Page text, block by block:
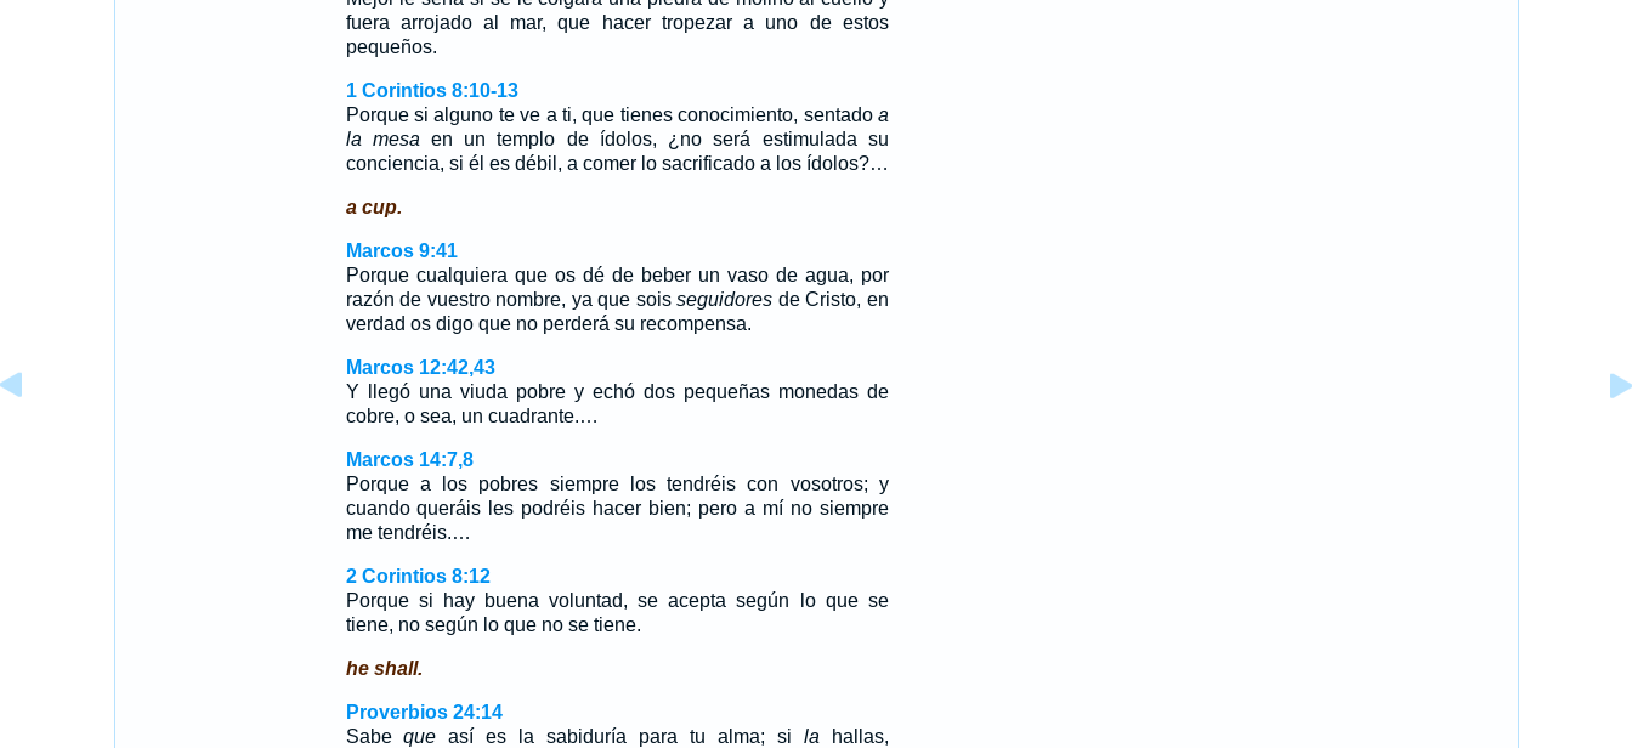
fuera arrojado al mar, que hacer tropezar a uno de estos
pequeños.
1 Corintios 8:10-13
Porque si alguno te ve a ti, que tienes conocimiento, sentado a
la mesa en un templo de ídolos, ¿no será estimulada su
conciencia, si él es débil, a comer lo sacrificado a los ídolos?…
a cup.
Marcos 9:41
Porque cualquiera que os dé de beber un vaso de agua, por
razón de vuestro nombre, ya que soisseguidores de Cristo, en
verdad os digo que no perderá su recompensa.
Marcos 12:42,43
Y llegó una viuda pobre y echó dos pequeñas monedas de
cobre, o sea, un cuadrante.…
Marcos 14:7,8
Porque a los pobres siempre los tendréis con vosotros; y
cuando queráis les podréis hacer bien; pero a mí no siempre
me tendréis.…
2 Corintios 8:12
Porque si hay buena voluntad, se acepta según lo que se
tiene, no según lo que no se tiene.
he shall.
Proverbios 24:14
Sabeque así es la sabiduría para tu alma; si la hallas,